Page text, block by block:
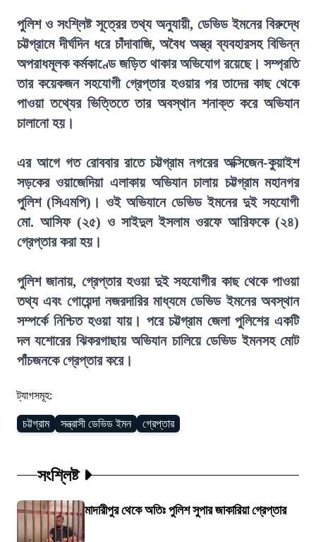
পুলিশ ও সংশ্লিষ্ট সূত্রের তথ্য অনুযায়ী, ডেভিড ইমনের বিরুদ্ধে
চট্টগ্রামে দীর্ঘদিন ধরে চাঁদাবাজি, অবৈধ অস্ত্র ব্যবহারসহ বিভিন্ন
অপরাধমূলক কর্মকাণ্ডে জড়িত থাকার অভিযোগ রয়েছে। সম্প্রতি
তার কয়েকজন সহযোগী গ্রেপ্তার হওয়ার পর তাদের কাছ থেকে
পাওয়া তথ্যের ভিত্তিতে তার অবস্থান শনাক্ত করে অভিযান
চালানো হয়।
এর আগে গত রোববার রাতে চট্টগ্রাম নগরের অক্সিজেন-কুয়াইশ
সড়কের ওয়াজেদিয়া এলাকায় অভিযান চালায় চট্টগ্রাম মহানগর
পুলিশ (সিএমপি)। ওই অভিযানে ডেভিড ইমনের দুই সহযোগী
মো. আসিফ (২৫) ও সাইদুল ইসলাম ওরফে আরিফকে (২৪)
গ্রেপ্তার করা হয়।
পুলিশ জানায়, গ্রেপ্তার হওয়া দুই সহযোগীর কাছ থেকে পাওয়া
তথ্য এবং গোয়েন্দা নজরদারির মাধ্যমে ডেভিড ইমনের অবস্থান
সম্পর্কে নিশ্চিত হওয়া যায়। পরে চট্টগ্রাম জেলা পুলিশের একটি
দল যশোরের ঝিকরগাছায় অভিযান চালিয়ে ডেভিড ইমনসহ মোট
পাঁচজনকে গ্রেপ্তার করে।
ট্যাগসমূহ:
চট্টগ্রাম সন্ত্রাসী ডেভিড ইমন গ্রেপ্তার
সংশ্লিষ্ট
মাদারীপুর থেকে অতিঃ পুলিশ সুপার জাকারিয়া গ্রেপ্তার